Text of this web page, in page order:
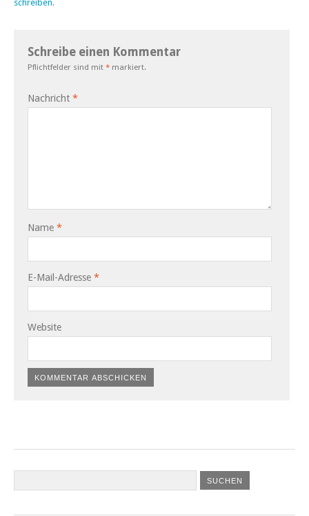
schreiben.
Schreibe einen Kommentar
Pflichtfelder sind mit * markiert.
Nachricht *
Name *
E-Mail-Adresse *
Website